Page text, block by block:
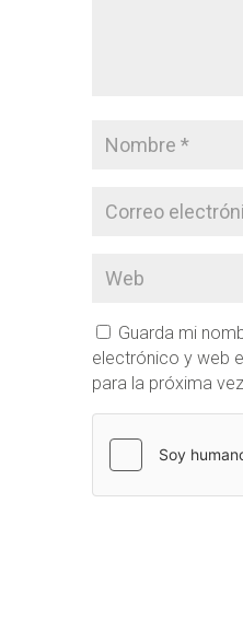
Guarda mi
electrónico y web
para la próxima